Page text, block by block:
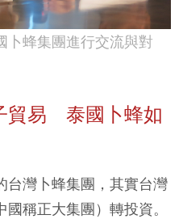
蜂集團進行交流與對
貿易 泰國卜蜂如
台灣卜蜂集團，其實台灣
稱正大集團）轉投資。